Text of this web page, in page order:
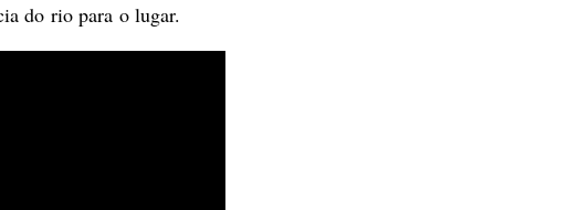
do rio para o lugar.